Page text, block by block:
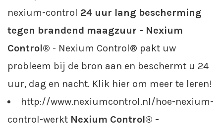
nexium-control 24 uur lang bescherming
tegen brandend maagzuur - Nexium
Control® - Nexium Control® pakt uw
probleem bij de bron aan en beschermt u 24
uur, dag en nacht. Klik hier om meer te leren!
http://www.nexiumcontrol.nl/hoe-nexium-
control-werkt Nexium Control® -